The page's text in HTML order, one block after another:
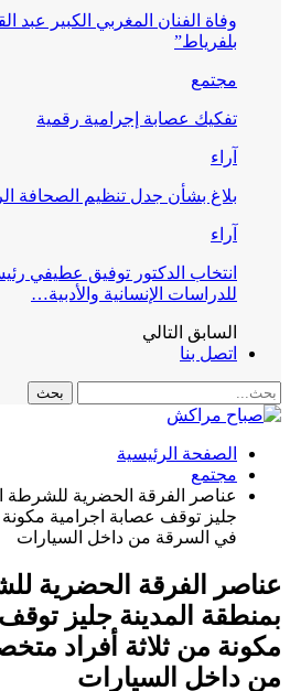
وفاة الفنان المغربي الكبير عبد
بلفرياط”
مجتمع
تفكيك عصابة إجرامية رقمية
آراء
بلاغ بشأن جدل تنظيم الصحافة
آراء
انتخاب الدكتور توفيق عطيفي
للدراسات الإنسانية والأدبية…
السابق التالي
اتصل بنا
الصفحة الرئيسية
مجتمع
عناصر الفرقة الحضرية للشرطة
جليز توقف عصابة اجرامية
في السرقة من داخل السيارات
عناصر الفرقة الحضرية
بمنطقة المدينة جليز
مكونة من ثلاثة أفراد
من داخل السيارات